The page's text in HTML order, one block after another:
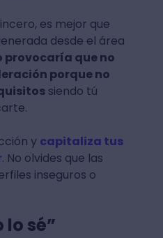
es mejor que
desde el área
provocaría que no
porque no
siendo tú
y capitaliza tus
. No olvides que las
inseguros o
lo sé”